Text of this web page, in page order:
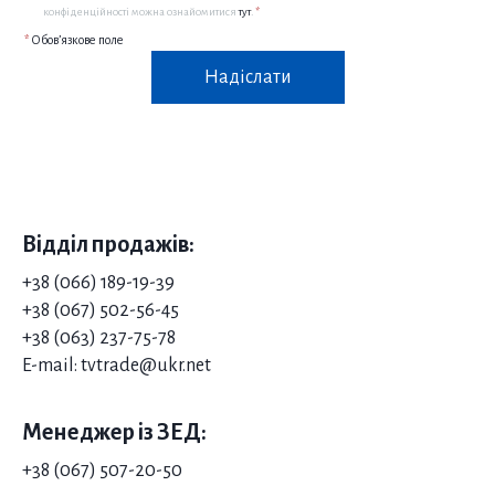
конфіденційності можна ознайомитисятут. *
* Обов’язкове поле
Надіслати
Відділ продажів:
+38 (066) 189-19-39
+38 (067) 502-56-45
+38 (063) 237-75-78
E-mail: tvtrade@ukr.net
Менеджер із ЗЕД:
+38 (067) 507-20-50